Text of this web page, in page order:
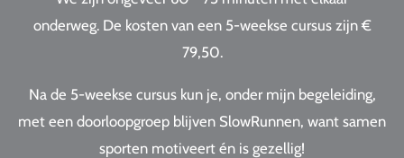
onderweg. De kosten van een 5-weekse cursus zijn €
79,50.
Na de 5-weekse cursus kun je, onder mijn begeleiding,
met een doorloopgroep blijven SlowRunnen, want samen
sporten motiveert én is gezellig!